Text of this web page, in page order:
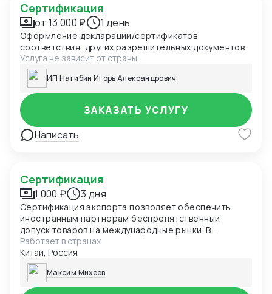
Сертификация
от 13 000 ₽ 1 день
Оформление деклараций/сертификатов
соответствия, других разрешительных документов
Услуга не зависит от страны
ИП Нагибин Игорь Александрович
Написать
ЗАКАЗАТЬ УСЛУГУ
Сертификация
1 000 ₽ 3 дня
Сертификация экспорта позволяет обеспечить
иностранным партнерам беспрепятственный
допуск товаров на международные рынки. В
зависимости от вида внешнеэкономической сделки
и характеристик продукции, получение
сертификатов, деклараций или иных документов
может носить обязательный или добровольный
характер
Работает в странах
Китай, Россия
Максим Михеев